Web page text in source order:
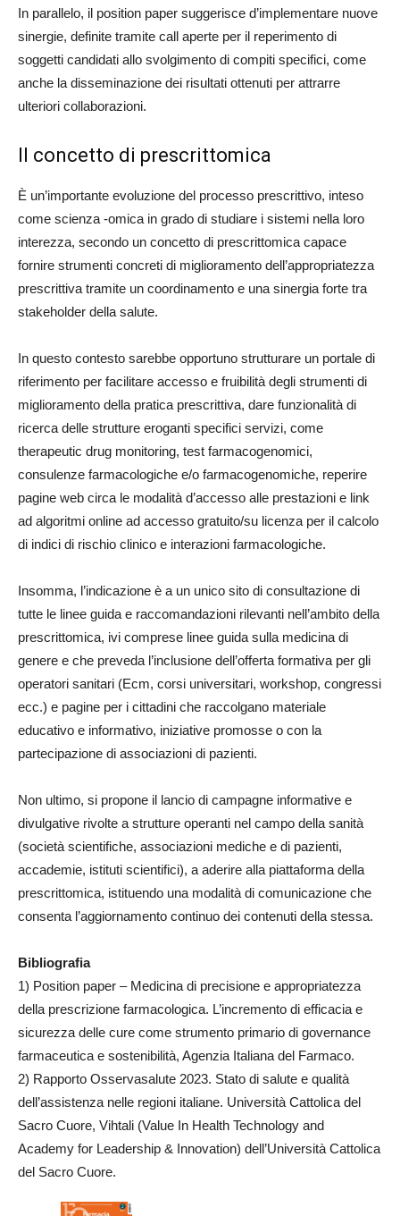
In parallelo, il position paper suggerisce d’implementare nuove
sinergie, definite tramite call aperte per il reperimento di
soggetti candidati allo svolgimento di compiti specifici, come
anche la disseminazione dei risultati ottenuti per attrarre
ulteriori collaborazioni.
Il concetto di prescrittomica
È un’importante evoluzione del processo prescrittivo, inteso
come scienza -omica in grado di studiare i sistemi nella loro
interezza, secondo un concetto di prescrittomica capace
fornire strumenti concreti di miglioramento dell’appropriatezza
prescrittiva tramite un coordinamento e una sinergia forte tra
stakeholder della salute.
In questo contesto sarebbe opportuno strutturare un portale di
riferimento per facilitare accesso e fruibilità degli strumenti di
miglioramento della pratica prescrittiva, dare funzionalità di
ricerca delle strutture eroganti specifici servizi, come
therapeutic drug monitoring, test farmacogenomici,
consulenze farmacologiche e/o farmacogenomiche, reperire
pagine web circa le modalità d’accesso alle prestazioni e link
ad algoritmi online ad accesso gratuito/su licenza per il calcolo
di indici di rischio clinico e interazioni farmacologiche.
Insomma, l’indicazione è a un unico sito di consultazione di
tutte le linee guida e raccomandazioni rilevanti nell’ambito della
prescrittomica, ivi comprese linee guida sulla medicina di
genere e che preveda l’inclusione dell’offerta formativa per gli
operatori sanitari (Ecm, corsi universitari, workshop, congressi
ecc.) e pagine per i cittadini che raccolgano materiale
educativo e informativo, iniziative promosse o con la
partecipazione di associazioni di pazienti.
Non ultimo, si propone il lancio di campagne informative e
divulgative rivolte a strutture operanti nel campo della sanità
(società scientifiche, associazioni mediche e di pazienti,
accademie, istituti scientifici), a aderire alla piattaforma della
prescrittomica, istituendo una modalità di comunicazione che
consenta l’aggiornamento continuo dei contenuti della stessa.
Bibliografia
1) Position paper – Medicina di precisione e appropriatezza
della prescrizione farmacologica. L’incremento di efficacia e
sicurezza delle cure come strumento primario di governance
farmaceutica e sostenibilità, Agenzia Italiana del Farmaco.
2) Rapporto Osservasalute 2023. Stato di salute e qualità
dell’assistenza nelle regioni italiane. Università Cattolica del
Sacro Cuore, Vihtali (Value In Health Technology and
Academy for Leadership & Innovation) dell’Università Cattolica
del Sacro Cuore.